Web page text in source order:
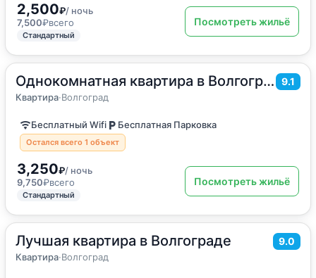
2,500₽/ ночь
7,500₽всего
Стандартный
Посмотреть жильё
Однокомнатная квартира в Волгограде 9.1
Квартира·Волгоград
42м 2·4 гостя
Квартира
Бесплатный Wifi Бесплатная Парковка
Остался всего 1 объект
3,250₽/ ночь
9,750₽всего
Стандартный
Посмотреть жильё
Лучшая квартира в Волгограде 9.0
Квартира·Волгоград
50 м 2· 4 гостя
Квартира